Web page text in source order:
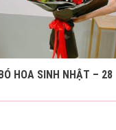
BÓ HOA SINH NHẬT – 28